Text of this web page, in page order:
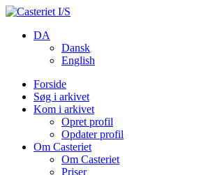
DA
Dansk
English
Forside
Søg i arkivet
Kom i arkivet
Opret profil
Opdater profil
Om Casteriet
Om Casteriet
Priser